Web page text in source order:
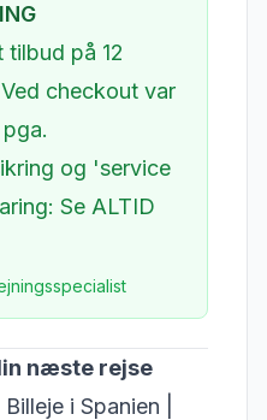
på 12
checkout var
og 'service
Se ALTID
næste rejse
Billeje i Spanien